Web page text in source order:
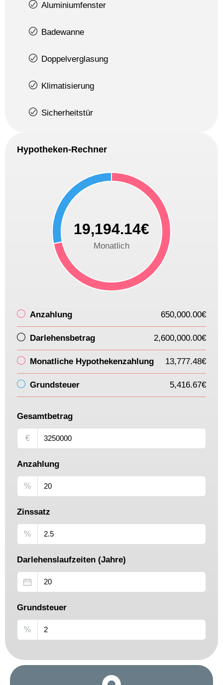
Aluminiumfenster
Badewanne
Doppelverglasung
Klimatisierung
Sicherheitstür
Hypotheken-Rechner
19,194.14€
Monatlich
Anzahlung 650,000.00€
Darlehensbetrag 2,600,000.00€
Monatliche Hypothekenzahlung 13,777.48€
Grundsteuer 5,416.67€
Gesamtbetrag
€
Anzahlung
%
Zinssatz
%
Darlehenslaufzeiten (Jahre)
Grundsteuer
%